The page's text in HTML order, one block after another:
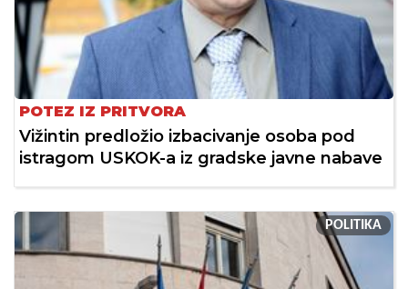
POTEZ IZ PRITVORA
Vižintin predložio izbacivanje osoba pod
istragom USKOK-a iz gradske javne nabave
POLITIKA